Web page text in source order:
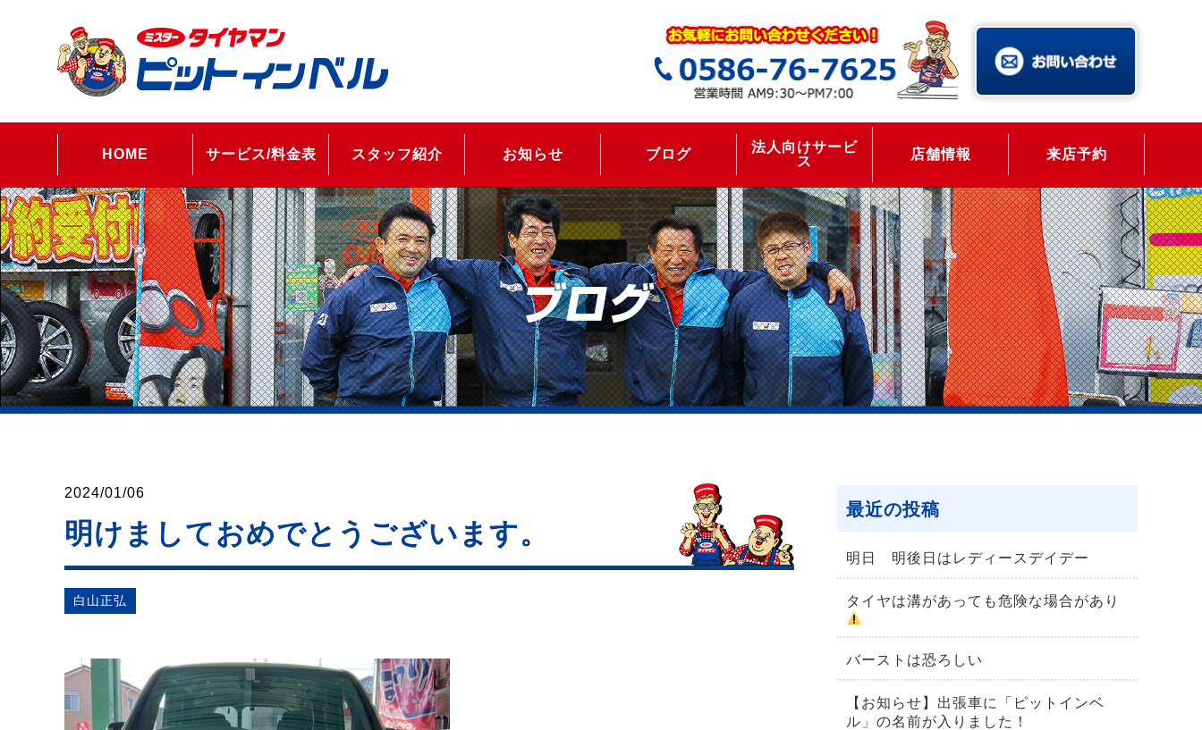
HOME サービス/料金表 スタッフ紹介 お知らせ ブログ
法人向けサービ
ス
店舗情報 来店予約
2024/01/06
明けましておめでとうございます。
⽩⼭正弘
最近の投稿
明日 明後日はレディースデイデー
タイヤは溝があっても危険な場合があり
バーストは恐ろしい
【お知らせ】出張車に「ピットインベ
ル」の名前が入りました！